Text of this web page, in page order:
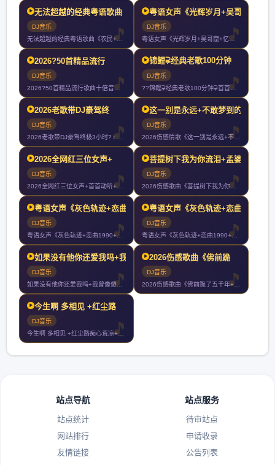
无法超越的经典粤语歌曲《
DJ音乐
无法超越的经典粤语歌曲《农民+大地+灰色轨迹+真的爱你+光辉
粤语女声《光辉岁月+吴哥
DJ音乐
粤语女声《光辉岁月+吴哥窟+忆爱+玻璃之情+让一切随风+谁明
2026?50首精品流行
DJ音乐
2026?50首精品流行歌曲十倍音质高清HIFI精选车载CD
锦鲤⫌经典老歌100分钟
DJ音乐
??锦鲤⫌经典老歌100分钟⫌首首好听7080经典老歌⫌20
2026老歌带DJ豪驾终
DJ音乐
2026老歌带DJ豪驾终极3小时?‍♀️你们以后就叫我大哥?
这一别是永远+不敢梦到的
DJ音乐
2026伤感情歌《这一别是永远+不敢梦到的人+今生啊多相见+
2026全网红三位女声+
DJ音乐
2026全网红三位女声+首首动听+首首伤感+首首爆赞+车载大
菩提树下我为你流泪+孟婆
DJ音乐
2026伤感歌曲《菩提树下我为你流泪+孟婆求你一碗忘情汤+千
粤语女声《灰色轨迹+恋曲
DJ音乐
粤语女声《灰色轨迹+恋曲1990+真的爱着你+富士山下+深夜
粤语女声《灰色轨迹+恋曲
DJ音乐
粤语女声《灰色轨迹+恋曲1990+真的爱着你+富士山下+深夜
如果没有他你还爱我吗+我
DJ音乐
如果没有他你还爱我吗+我曾像傻子一样爱你+谁+如果最后不是你
2026伤感歌曲《佛前跪
DJ音乐
2026伤感歌曲《佛前跪了五千年+佛前求了千百遍+不负如来不
今生啊 多相见 +红尘路
DJ音乐
今生啊 多相见 +红尘路痴心荒凉+我像傻子一样爱你+大风在刮
站点导航
站点统计
网站排行
友情链接
站点服务
待审站点
申请收录
公告列表